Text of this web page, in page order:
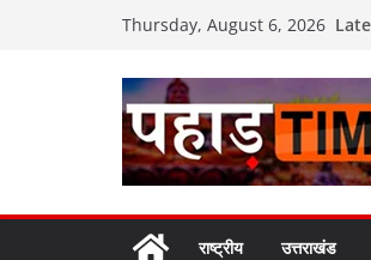
Thursday, August 6, 2026
राष्ट्रीय उत्तराखंड